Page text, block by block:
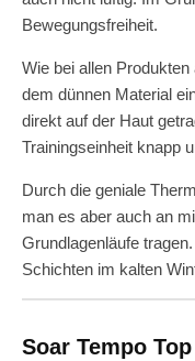
Bewegungsfreiheit.
Wie bei allen
dem dünnen Material
direkt auf der Haut
Trainingseinheit knapp
Durch die geniale
man es aber auch an
Grundlagenläufe
Schichten im kalten
Soar Tempo Top